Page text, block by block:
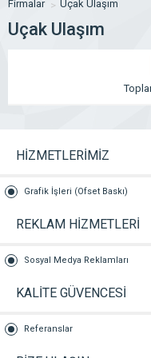
Firmalar Uçak Ulaşım
Uçak Ulaşım
HİZMETLERİMİZ
Grafik İşleri (Ofset Baskı)
REKLAM HİZMETLERİ
Sosyal Medya Reklamları
KALİTE GÜVENCESİ
Referanslar